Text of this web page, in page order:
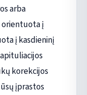
arba
į
į kasdieninį
korekcijos
įprastos